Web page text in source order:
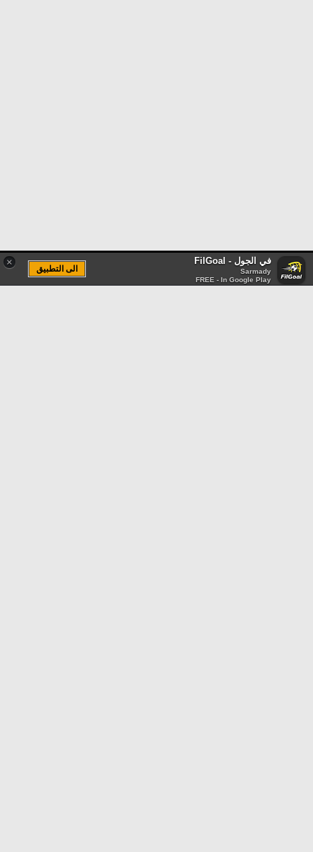
× في الجول - FilGoal
Sarmady
FREE - In Google Play
الى التطبيق